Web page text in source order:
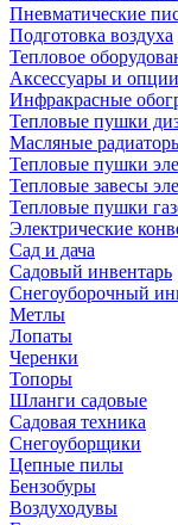
Пневматические
Подготовка воздуха
Тепловое
Аксессуары и опции
Инфракрасные
Тепловые пушки
Масляные
Тепловые пушки
Тепловые завесы
Тепловые пушки
Электрические
Сад и дача
Садовый инвентарь
Снегоуборочный
Метлы
Лопаты
Черенки
Топоры
Шланги садовые
Садовая техника
Снегоуборщики
Цепные пилы
Бензобуры
Воздуходувы